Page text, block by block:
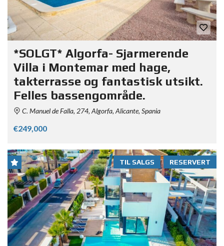
*SOLGT* Algorfa- Sjarmerende
Villa i Montemar med hage,
takterrasse og fantastisk utsikt.
Felles bassengområde.
C. Manuel de Falla, 274, Algorfa, Alicante, Spania
€249,000
RESERVERT
TIL SALGS